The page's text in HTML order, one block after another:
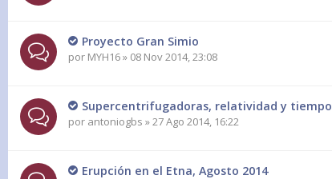
Proyecto Gran Simio
por MYH16» 08 Nov 2014, 23:08
Supercentrifugadoras, relatividad y tiempo
por antoniogbs » 27 Ago 2014, 16:22
Erupción en el Etna, Agosto 2014